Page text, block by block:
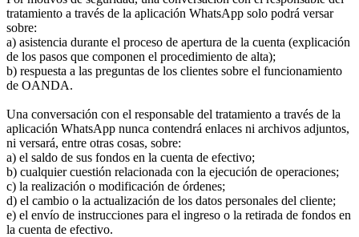
tratamiento a través de la aplicación WhatsApp solo podrá versar
sobre:
a) asistencia durante el proceso de apertura de la cuenta (explicación
de los pasos que componen el procedimiento de alta);
b) respuesta a las preguntas de los clientes sobre el funcionamiento
de OANDA.
Una conversación con el responsable del tratamiento a través de la
aplicación WhatsApp nunca contendrá enlaces ni archivos adjuntos,
ni versará, entre otras cosas, sobre:
a) el saldo de sus fondos en la cuenta de efectivo;
b) cualquier cuestión relacionada con la ejecución de operaciones;
c) la realización o modificación de órdenes;
d) el cambio o la actualización de los datos personales del cliente;
e) el envío de instrucciones para el ingreso o la retirada de fondos en
la cuenta de efectivo.